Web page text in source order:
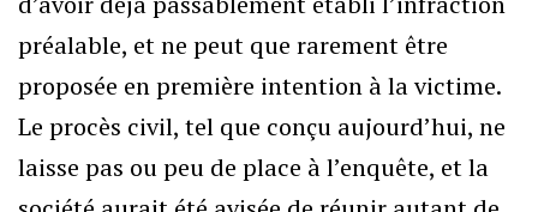
préalable, et ne peut que rarement être
proposée en première intention à la victime.
Le procès civil, tel que conçu aujourd’hui, ne
laisse pas ou peu de place à l’enquête, et la